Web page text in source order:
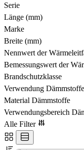
Serie
Länge (mm)
Marke
Breite (mm)
Nennwert der
Bemessungswert der
Brandschutzklasse
Verwendung Dämmstoffe
Material Dämmstoffe
Verwendungsbereich
Alle Filter